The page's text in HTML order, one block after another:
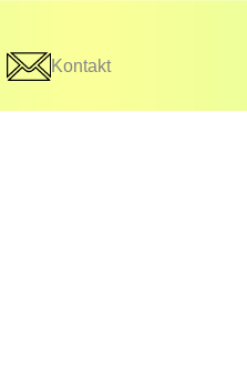
Kontakt